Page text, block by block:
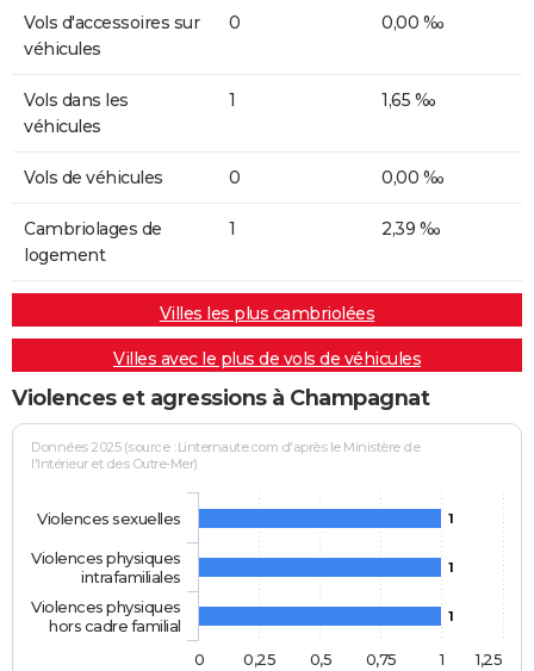
Vols d'accessoires sur
véhicules
0 0,00 ‰
Vols dans les
véhicules
1 1,65 ‰
Vols de véhicules 0 0,00 ‰
Cambriolages de
logement
1 2,39 ‰
Villes les plus cambriolées
Villes avec le plus de vols de véhicules
Violences et agressions à Champagnat
Données 2025 (source : Linternaute.com d'après le Ministère de
l'Intérieur et des Outre-Mer)
1
1
1
Violences sexuelles
Violences physiques
intrafamiliales
Violences physiques
hors cadre familial
0
1
0,25 0,5 0,75 1,25